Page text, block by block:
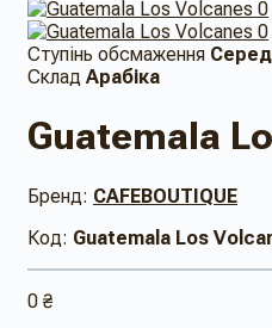
Ступінь обсмаження
Склад Арабіка
Guatemala
Бренд: CAFEBOUTIQUE
Код: Guatemala Los
0 ₴